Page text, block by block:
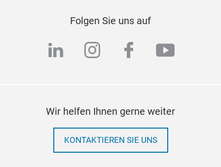
Folgen Sie uns auf
linkedininstagram
facebook
Wir helfen Ihnen gerne weiter
KONTAKTIEREN SIE UNS